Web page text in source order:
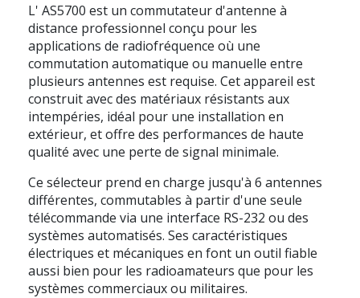
L' AS5700 est un commutateur d'antenne à
distance professionnel conçu pour les
applications de radiofréquence où une
commutation automatique ou manuelle entre
plusieurs antennes est requise. Cet appareil est
construit avec des matériaux résistants aux
intempéries, idéal pour une installation en
extérieur, et offre des performances de haute
qualité avec une perte de signal minimale.
Ce sélecteur prend en charge jusqu'à 6 antennes
différentes, commutables à partir d'une seule
télécommande via une interface RS-232 ou des
systèmes automatisés. Ses caractéristiques
électriques et mécaniques en font un outil fiable
aussi bien pour les radioamateurs que pour les
systèmes commerciaux ou militaires.